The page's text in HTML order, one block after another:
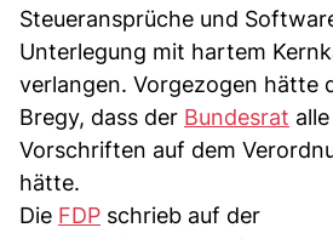
Steueransprüche und
Unterlegung mit hartem
verlangen. Vorgezogen hätte
Bregy, dass der Bundesrat
Vorschriften auf dem
hätte.
Die FDP schrieb auf der